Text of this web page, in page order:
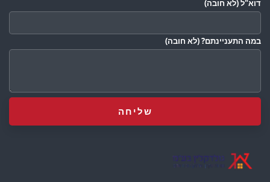
דוא"ל(לא חובה)
במה התעניינתם?(לא חובה)